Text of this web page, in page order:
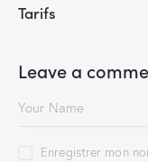
Tarifs
Leave a
Enregistrer mon